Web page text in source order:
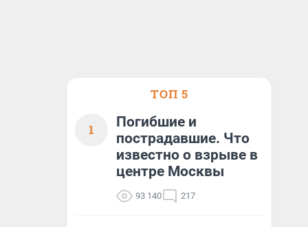
ТОП 5
1
Погибшие и
пострадавшие. Что
известно о взрыве в
центре Москвы
93 140 217